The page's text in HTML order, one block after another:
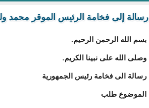
رسالة إلى فخامة الرئيس الموقر محمد
بسم الله الرحمن الرحيم.
وصلى الله على نبينا الكريم.
رسالة الى فخامة رئيس الجمهورية
الموضوع طلب